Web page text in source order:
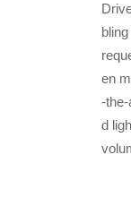
en
-
d